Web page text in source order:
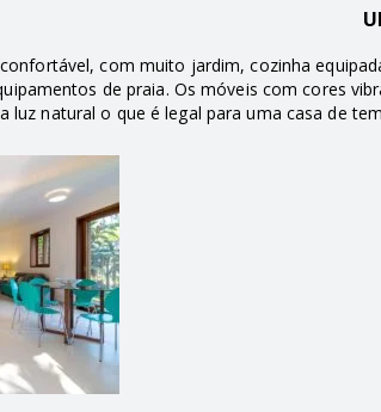
com muito jardim, cozinha
de praia. Os móveis com cores
luz natural o que é legal para uma casa de